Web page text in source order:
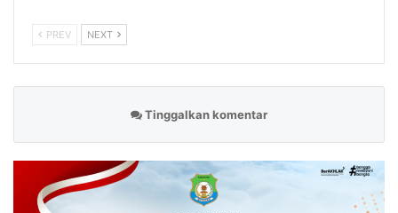
PREV NEXT
Tinggalkan komentar